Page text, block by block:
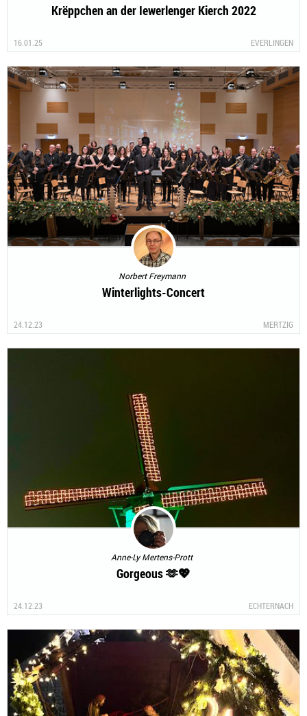
Krëppchen an der Iewerlenger Kierch 2022
16.01.25 EVERLINGEN
Norbert Freymann
Winterlights-Concert
24.12.23 MERTZIG
Anne-Ly Mertens-Prott
Gorgeous 🫶💖
24.12.23 ECHTERNACH